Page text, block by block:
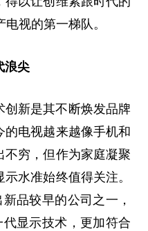
视的第一梯队。
浪尖
创新是其不断焕发品牌
电视越来越像手机和
不穷，但作为家庭凝聚
水准始终值得关注。
品较早的公司之一，
显示技术，更加符合